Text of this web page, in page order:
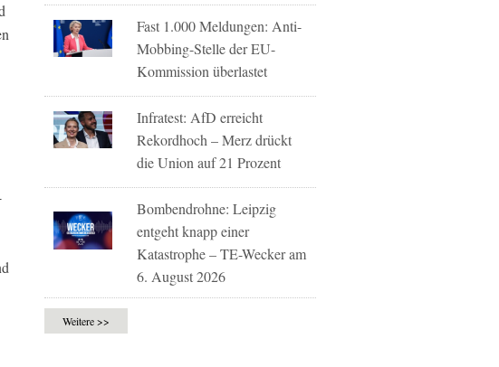
Fast 1.000 Meldungen: Anti-
Mobbing-Stelle der EU-
Kommission überlastet
Infratest: AfD erreicht
Rekordhoch – Merz drückt
die Union auf 21 Prozent
Bombendrohne: Leipzig
entgeht knapp einer
Katastrophe – TE-Wecker am
6. August 2026
Weitere >>